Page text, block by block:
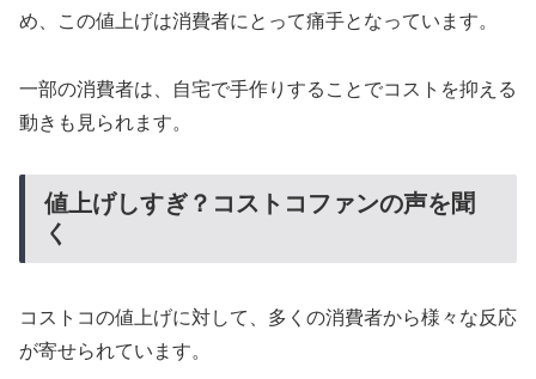
め、この値上げは消費者にとって痛手となっています。
一部の消費者は、自宅で手作りすることでコストを抑える
動きも見られます。
値上げしすぎ？コストコファンの声を聞
く
コストコの値上げに対して、多くの消費者から様々な反応
が寄せられています。